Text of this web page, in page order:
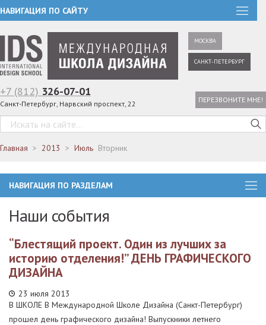
НАВИГАЦИЯ ПО САЙТУ
МОСКВА
САНКТ-ПЕТЕРБУРГ
+7 (812) 326-07-01
Санкт-Петербург, Нарвский проспект, 22 ПЕРЕЗВОНИТЕ МНЕ!
Главная 2013 Июль Вторник
НАВИГАЦИЯ ПО РАЗДЕЛАМ
Наши события
“Блестящий проект. Один из лучших за
историю отделения!” ДЕНЬ ГРАФИЧЕСКОГО
ДИЗАЙНА
23 июля 2013
В ШКОЛЕ В Международной Школе Дизайна (Санкт-Петербург)
прошел день графического дизайна! Выпускники летнего